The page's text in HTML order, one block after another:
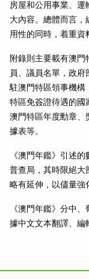
房屋和公用事業、運
大內容。總體而言，
用性的同時，着重資
附錄則主要載有澳
員、議員名單，政府
駐澳門特區領事機構
特區免簽證待遇的國
澳門特區年度勳章、
據表等。
《澳門年鑑》引述
普查局，其時限絕大
略有延伸，以儘量強
《澳門年鑑》分中
據中文文本翻譯、編